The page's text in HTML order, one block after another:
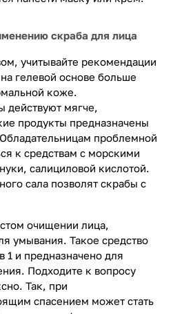
скраба для лица
учитывайте рекомендации
гелевой основе больше
коже.
мягче,
продукты предназначены
проблемной
к средствам с морскими
салициловой кислотой.
сала позволят скрабы с
очищении лица,
умывания. Такое средство
1 и предназначено для
Подходите к вопросу
Так, при
спасением может стать